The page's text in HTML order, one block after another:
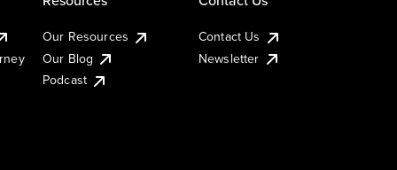
Our Resources
Our Blog
Podcast
Contact Us
Newsletter